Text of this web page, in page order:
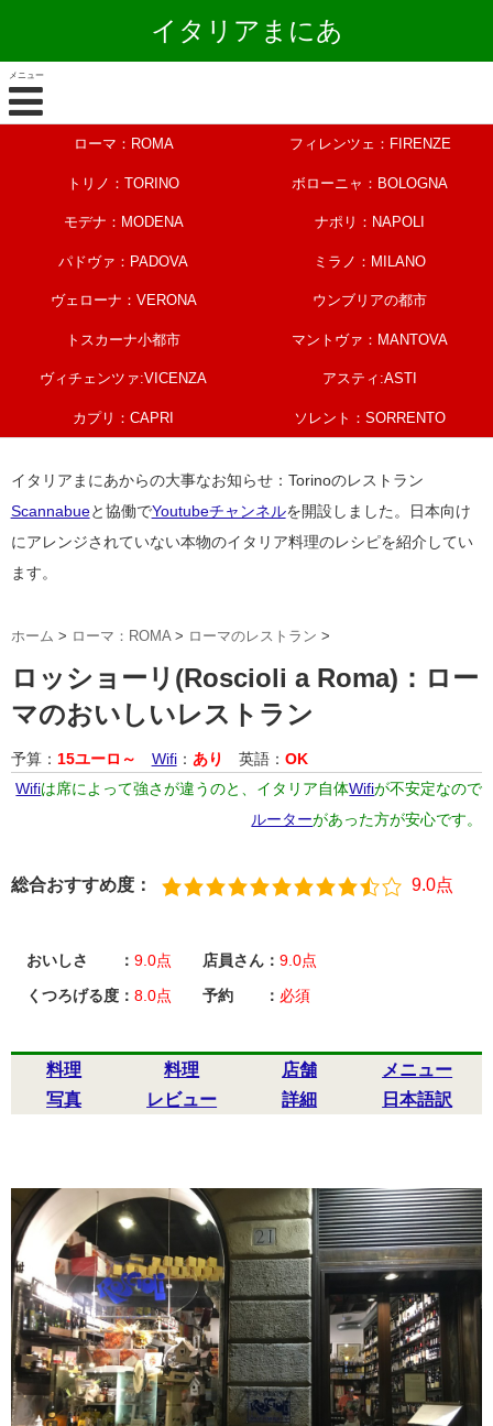
イタリアまにあ
メニュー
ローマ：ROMA フィレンツェ：FIRENZE
トリノ：TORINO ボローニャ：BOLOGNA
モデナ：MODENA ナポリ：NAPOLI
パドヴァ：PADOVA ミラノ：MILANO
ヴェローナ：VERONA ウンブリアの都市
トスカーナ小都市 マントヴァ：MANTOVA
ヴィチェンツァ:VICENZA アスティ:ASTI
カプリ：CAPRI ソレント：SORRENTO
イタリアまにあからの大事なお知らせ：Torinoのレストラン
Scannabueと協働でYoutubeチャンネルを開設しました。日本向け
にアレンジされていない本物のイタリア料理のレシピを紹介してい
ます。
ホーム > ローマ：ROMA > ローマのレストラン >
ロッショーリ(Roscioli a Roma)：ロー
マのおいしいレストラン
予算： 15ユーロ～ Wifi： あり 英語： OK
Wifiは席によって強さが違うのと、イタリア自体Wifiが不安定なので
ルーターがあった方が安心です。
総合おすすめ度： 9.0点
おいしさ ： 9.0点 店員さん： 9.0点
くつろげる度： 8.0点 予約 ： 必須
料理
写真
料理
レビュー
店舗
詳細
メニュー
日本語訳